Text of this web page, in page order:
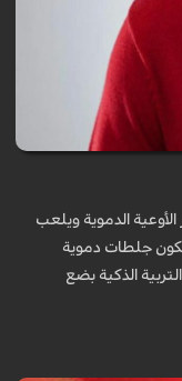
الدموية ويلعب
جلطات دموية
الذكية بضع